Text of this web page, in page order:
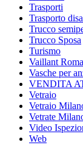
Trasporti
Trasporto
Trucco
Trucco Sposa
Turismo
Vaillant Roma
Vasche per
VENDITA
Vetraio
Vetraio
Vetrate
Video
Web